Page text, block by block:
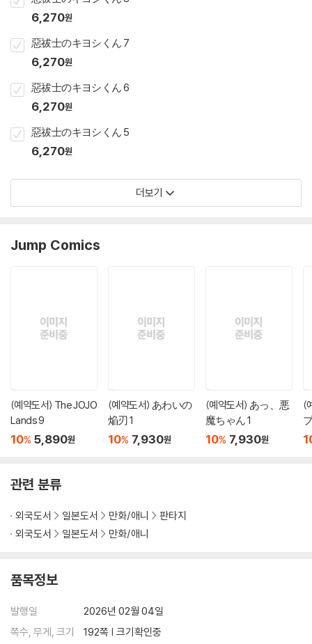
6,270원
惡祓士のキヨシくん 7
6,270원
惡祓士のキヨシくん 6
6,270원
惡祓士のキヨシくん 5
6,270원
더보기
Jump Comics
(예약도서) The JOJO
Lands 9
10% 5,890원
(예약도서) あわいの
焔刃 1
10% 7,930원
(예약도서) あっ、悪
魔ちゃん 1
10% 7,930원
(
관련 분류
외국도서 일본도서 만화/애니
판타지
외국도서
일본도서 만화/애니
품목정보
발행일
2026년 02월 04일
쪽수, 무게, 크기
192쪽 | 크기확인중